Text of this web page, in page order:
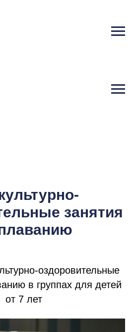
занятия
оздоровительные
в группах для детей
от 7 лет